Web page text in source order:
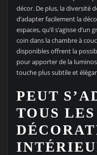
décor. De plus, la diversité
d’adapter facilement la
espaces, qu’il s’agisse
coin dans la chambre à
disponibles offrent la
pour apporter de la
touche plus subtile et
PEUT
TOUS